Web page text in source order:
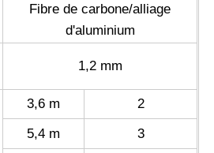
Fibre de carbone/alliage
d'aluminium
1,2 mm
3,6 m
2
5,4 m
3